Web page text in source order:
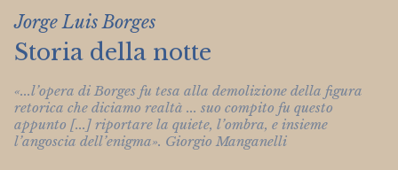
Jorge Luis Borges
Storia della notte
«...l’opera di Borges fu tesa alla demolizione della figura
retorica che diciamo realtà ... suo compito fu questo
appunto [...] riportare la quiete, l’ombra, e insieme
l’angoscia dell’enigma». Giorgio Manganelli